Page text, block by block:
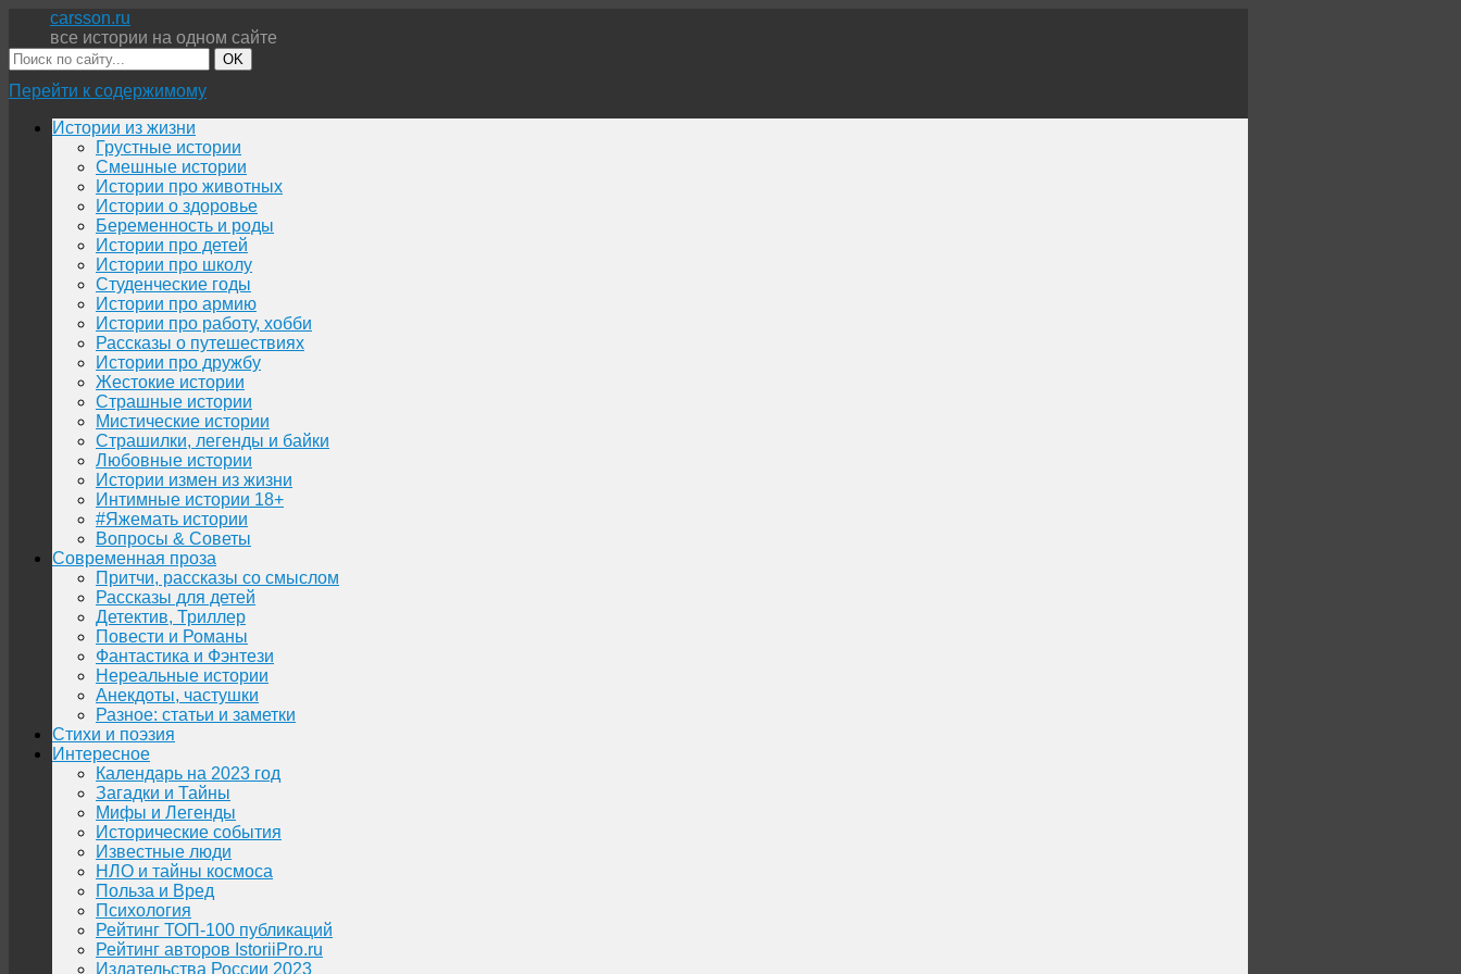
carsson.ru
все истории на одном сайте
OK
Перейти к содержимому
Истории из жизни
Грустные истории
Смешные истории
Истории про животных
Истории о здоровье
Беременность и роды
Истории про детей
Истории про школу
Студенческие годы
Истории про армию
Истории про работу, хобби
Рассказы о путешествиях
Истории про дружбу
Жестокие истории
Страшные истории
Мистические истории
Страшилки, легенды и байки
Любовные истории
Истории измен из жизни
Интимные истории 18+
#Яжемать истории
Вопросы & Советы
Современная проза
Притчи, рассказы со смыслом
Рассказы для детей
Детектив, Триллер
Повести и Романы
Фантастика и Фэнтези
Нереальные истории
Анекдоты, частушки
Разное: статьи и заметки
Стихи и поэзия
Интересное
Календарь на 2023 год
Загадки и Тайны
Мифы и Легенды
Исторические события
Известные люди
НЛО и тайны космоса
Польза и Вред
Психология
Рейтинг ТОП-100 публикаций
Рейтинг авторов IstoriiPro.ru
Издательства России 2023